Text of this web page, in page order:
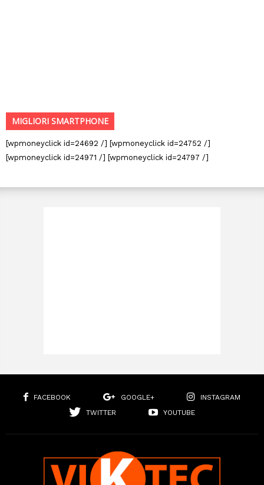
MIGLIORI SMARTPHONE
[wpmoneyclick id=24692 /] [wpmoneyclick id=24752 /]
[wpmoneyclick id=24971 /] [wpmoneyclick id=24797 /]
FACEBOOK GOOGLE+
INSTAGRAM
TWITTER
YOUTUBE